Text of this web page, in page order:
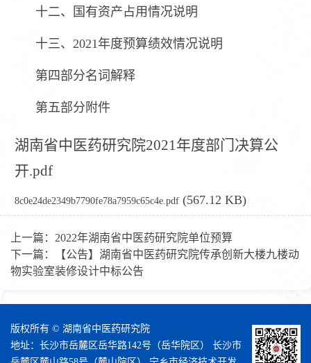
十二、国有资产占用情况说明
十三、2021年度预算绩效情况说明
第四部分名词解释
第五部分附件
湖南省中医药研究院2021年度部门决算公
开.pdf
8c0e24de2349b7790fe78a7959c65c4e.pdf (567.12 KB)
上一篇： 2022年湖南省中医药研究院单位预算
下一篇：
【公告】湖南省中医药研究院传承创新大楼九楼动
物实验室装修设计中标公告
版权所有 © 湖南省中医药研究院
地址：长沙市岳麓区岳华路142号（岳华院区） 长沙市